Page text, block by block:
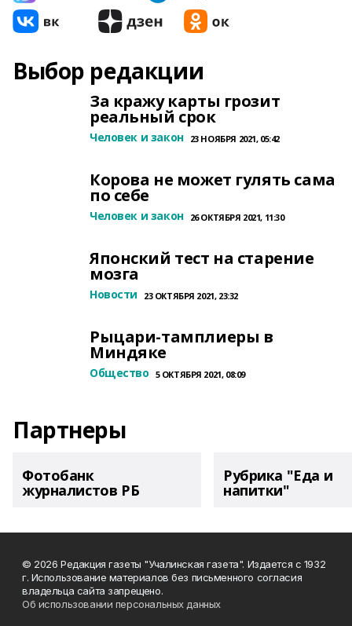
Выбор редакции
За кражу карты грозит
реальный срок
Человек и закон 23 НОЯБРЯ 2021, 05:42
Корова не может гулять сама
по себе
Человек и закон 26 ОКТЯБРЯ 2021, 11:30
Японский тест на старение
мозга
Новости 23 ОКТЯБРЯ 2021, 23:32
Рыцари-тамплиеры в
Миндяке
Общество 5 ОКТЯБРЯ 2021, 08:09
Партнеры
Фотобанк
журналистов РБ
Рубрика "Еда и
напитки"
© 2026 Редакция газеты "Учалинская газета". Издается с 1932
г. Использование материалов без письменного согласия
владельца сайта запрещено.
Об использовании персональных данных